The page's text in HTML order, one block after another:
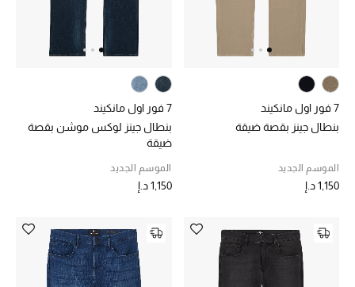
جميع مستحضرات الجمال
الجديد في عالم الجمال
العطور
مكتشف العطور
7 فور اول مانكيند
بنطال جينز بقصة ضيقة
الموسم الجديد
1,150 د.إ
7 فور اول مانكيند
بنطال جينز لوكس موشن بقصة
ضيقة
الموسم الجديد
1,150 د.إ